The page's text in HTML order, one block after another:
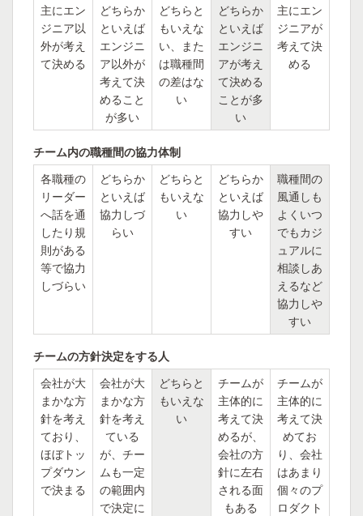
主にエン
ジニア以
外が考え
て決める
どちらか
といえば
エンジニ
ア以外が
考えて決
めること
が多い
どちらと
もいえな
い、また
は職種間
の差はな
い
どちらか
といえば
エンジニ
アが考え
て決める
ことが多
い
主にエン
ジニアが
考えて決
める
チーム内の職種間の協力体制
各職種の
リーダー
へ話を通
したり規
則がある
等で協力
しづらい
どちらか
といえば
協力しづ
らい
どちらと
もいえな
い
どちらか
といえば
協力しや
すい
職種間の
風通しも
よくいつ
でもカジ
ュアルに
相談しあ
えるなど
協力しや
すい
チームの方針決定をする人
会社が大
まかな方
針を考え
ており、
ほぼトッ
プダウン
で決まる
会社が大
まかな方
針を考え
ている
が、チー
ムも一定
の範囲内
で決定に
どちらと
もいえな
い
チームが
主体的に
考えて決
めるが、
会社の方
針に左右
される面
もある
チームが
主体的に
考えて決
めてお
り、会社
はあまり
個々のプ
ロダクト